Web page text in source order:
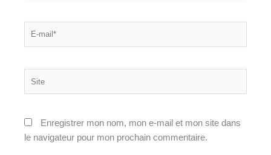
Enregistrer mon nom, mon e-mail et mon site dans
le navigateur pour mon prochain commentaire.